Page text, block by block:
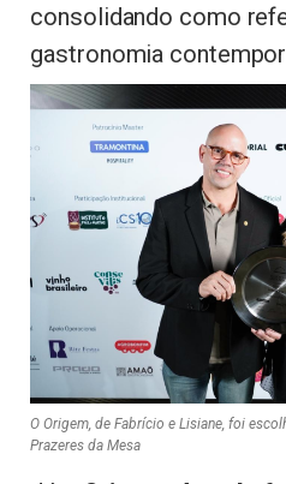
consolidando como
gastronomia
O Origem, de Fabrício e Lisiane, foi
Prazeres da Mesa